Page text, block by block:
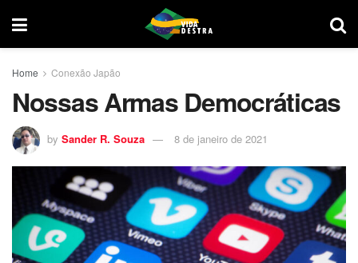
Home Conexão Japão
Nossas Armas Democráticas
by Sander R. Souza 8 de janeiro de 2021